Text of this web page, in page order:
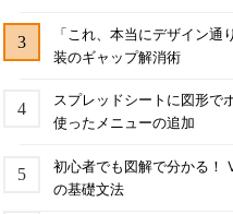
「これ、本当にデザイン
装のギャップ解消術
スプレッドシートに図形で
使ったメニューの追加
初心者でも図解で分かる！
の基礎文法